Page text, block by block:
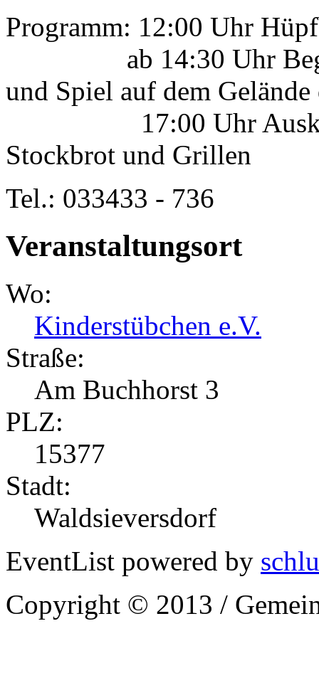
Programm: 12:00 Uhr
ab 14:30 Uhr
und Spiel auf dem
17:00 Uhr
Stockbrot und Grillen
Tel.: 033433 - 736
Veranstaltungsort
Wo:
Kinderstübchen e.V.
Straße:
Am Buchhorst 3
PLZ:
15377
Stadt:
Waldsieversdorf
EventList powered by
Copyright © 2013 /